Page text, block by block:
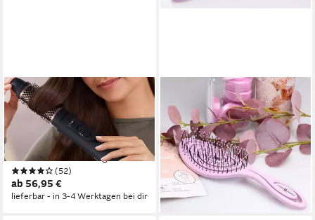
PHILIPS
Warmluftbürste AirStyler
Series 5000 BHA530/00, mit
Ionen-Technologie, Argan-Öl-
Keramikbeschichtung und 5
Aufsätze (52)
ab 56,95 €
lieferbar - in 3-4 Werktagen bei dir
CHIARA AMBRA
Haarbürste Chiara Ambra
Haarbürste ohne Ziepen,
Detangler für Locken, Blau
19,99 €
lieferbar - in 3-4 Werktagen bei dir